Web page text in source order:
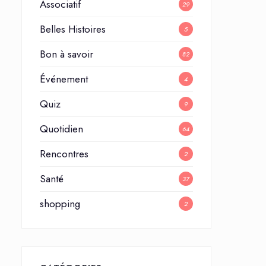
Associatif 29
Belles Histoires 5
Bon à savoir 82
Événement 4
Quiz 9
Quotidien 64
Rencontres 2
Santé 37
shopping 2